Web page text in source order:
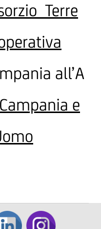
Terre
all’A
e